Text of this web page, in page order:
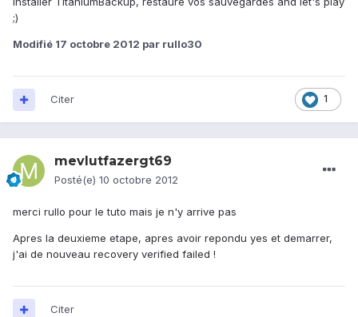
;)
Modifié 17 octobre 2012 par rullo30
1
Citer
mevlutfazergt69
Posté(e) 10 octobre 2012
merci rullo pour le tuto mais je n'y arrive pas
Apres la deuxieme etape, apres avoir repondu yes et demarrer,
j'ai de nouveau recovery verified failed !
Citer